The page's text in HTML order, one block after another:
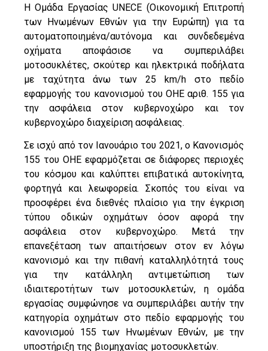
Η Ομάδα Εργασίας UNECE (Οικονομική Επιτροπή
των Ηνωμένων Εθνών για την Ευρώπη) για τα
αυτοματοποιημένα/αυτόνομα και συνδεδεμένα
οχήματα αποφάσισε να συμπεριλάβει
μοτοσυκλέτες, σκούτερ και ηλεκτρικά ποδήλατα
με ταχύτητα άνω των 25 km/h στο πεδίο
εφαρμογής του κανονισμού του ΟΗΕ αριθ. 155 για
την ασφάλεια στον κυβερνοχώρο και τον
κυβερνοχώρο διαχείριση ασφάλειας.
Σε ισχύ από τον Ιανουάριο του 2021, ο Κανονισμός
155 του ΟΗΕ εφαρμόζεται σε διάφορες περιοχές
του κόσμου και καλύπτει επιβατικά αυτοκίνητα,
φορτηγά και λεωφορεία. Σκοπός του είναι να
προσφέρει ένα διεθνές πλαίσιο για την έγκριση
τύπου οδικών οχημάτων όσον αφορά την
ασφάλεια στον κυβερνοχώρο. Μετά την
επανεξέταση των απαιτήσεων στον εν λόγω
κανονισμό και την πιθανή καταλληλότητά τους
για την κατάλληλη αντιμετώπιση των
ιδιαιτεροτήτων των μοτοσυκλετών, η ομάδα
εργασίας συμφώνησε να συμπεριλάβει αυτήν την
κατηγορία οχημάτων στο πεδίο εφαρμογής του
κανονισμού 155 των Ηνωμένων Εθνών, με την
υποστήριξη της βιομηχανίας μοτοσυκλετών.